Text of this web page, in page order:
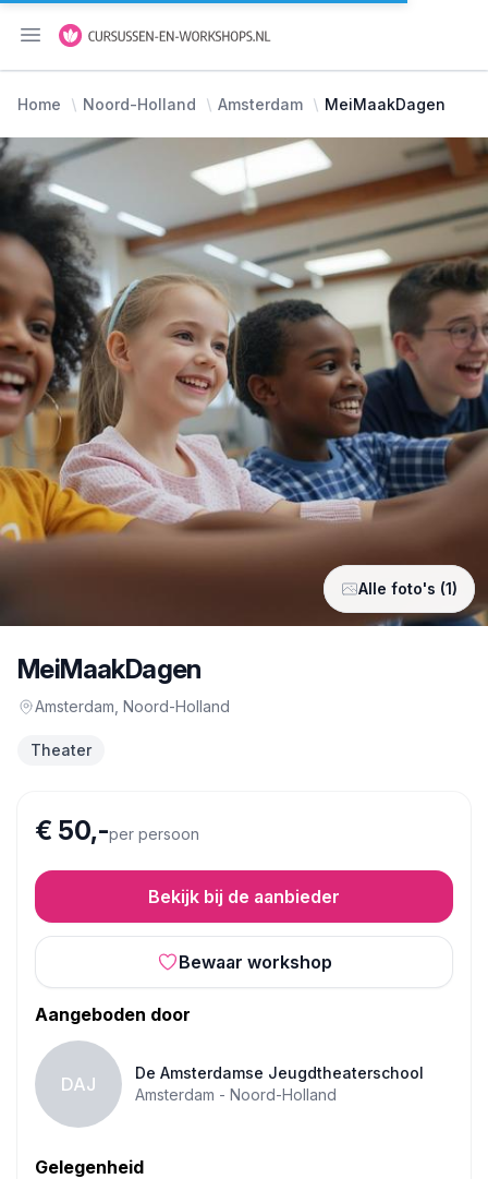
Menu openen
Home Noord-Holland Amsterdam MeiMaakDagen
Alle foto's (1)
MeiMaakDagen
Amsterdam , Noord-Holland
Theater
€ 50,-per persoon
Bekijk bij de aanbieder
Bewaar workshop
Aangeboden door
DAJ
De Amsterdamse Jeugdtheaterschool
Amsterdam - Noord-Holland
Gelegenheid